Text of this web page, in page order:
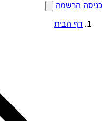
כניסה הרשמה
דף הבית